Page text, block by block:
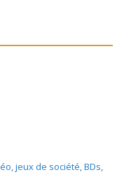
jeux de société, BDs,